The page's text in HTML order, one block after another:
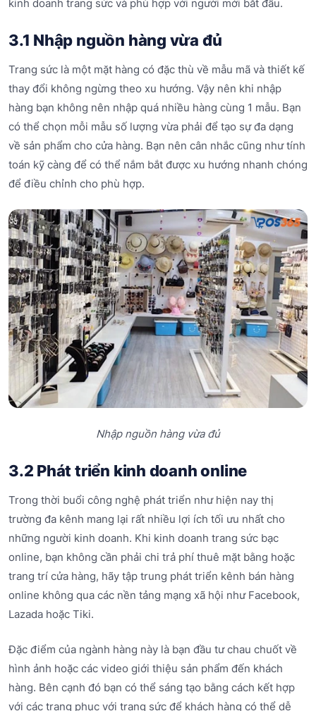
kinh doanh trang sức và phù hợp với người mới bắt đầu.
3.1 Nhập nguồn hàng vừa đủ
Trang sức là một mặt hàng có đặc thù về mẫu mã và thiết kế
thay đổi không ngừng theo xu hướng. Vậy nên khi nhập
hàng bạn không nên nhập quá nhiều hàng cùng 1 mẫu. Bạn
có thể chọn mỗi mẫu số lượng vừa phải để tạo sự đa dạng
về sản phẩm cho cửa hàng. Bạn nên cân nhắc cũng như tính
toán kỹ càng để có thể nắm bắt được xu hướng nhanh chóng
để điều chỉnh cho phù hợp.
Nhập nguồn hàng vừa đủ
3.2 Phát triển kinh doanh online
Trong thời buổi công nghệ phát triển như hiện nay thị
trường đa kênh mang lại rất nhiều lợi ích tối ưu nhất cho
những người kinh doanh. Khi kinh doanh trang sức bạc
online, bạn không cần phải chi trả phí thuê mặt bằng hoặc
trang trí cửa hàng, hãy tập trung phát triển kênh bán hàng
online không qua các nền tảng mạng xã hội như Facebook,
Lazada hoặc Tiki.
Đặc điểm của ngành hàng này là bạn đầu tư chau chuốt về
hình ảnh hoặc các video giới thiệu sản phẩm đến khách
hàng. Bên cạnh đó bạn có thể sáng tạo bằng cách kết hợp
với các trang phục với trang sức để khách hàng có thể dễ